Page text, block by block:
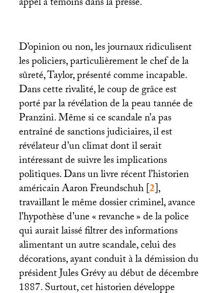
D’opinion ou non, les journaux ridiculisent
les policiers, particulièrement le chef de la
sûreté, Taylor, présenté comme incapable.
Dans cette rivalité, le coup de grâce est
porté par la révélation de la peau tannée de
Pranzini. Même si ce scandale n’a pas
entraîné de sanctions judiciaires, il est
révélateur d’un climat dont il serait
intéressant de suivre les implications
politiques. Dans un livre récent l’historien
américain Aaron Freundschuh[2],
travaillant le même dossier criminel, avance
l’hypothèse d’une «revanche» de la police
qui aurait laissé filtrer des informations
alimentant un autre scandale, celui des
décorations, ayant conduit à la démission du
président Jules Grévy au début de décembre
1887. Surtout, cet historien développe